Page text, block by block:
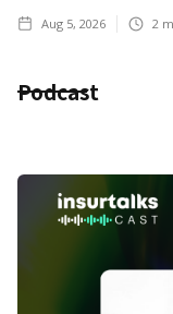
Aug 5, 2026 2
Podcast